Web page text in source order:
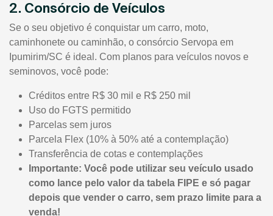
2. Consórcio de Veículos
Se o seu objetivo é conquistar um carro, moto,
caminhonete ou caminhão, o consórcio Servopa em
Ipumirim/SC é ideal. Com planos para veículos novos e
seminovos, você pode:
Créditos entre R$ 30 mil e R$ 250 mil
Uso do FGTS permitido
Parcelas sem juros
Parcela Flex (10% à 50% até a contemplação)
Transferência de cotas e contemplações
Importante: Você pode utilizar seu veículo usado
como lance pelo valor da tabela FIPE e só pagar
depois que vender o carro, sem prazo limite para a
venda!